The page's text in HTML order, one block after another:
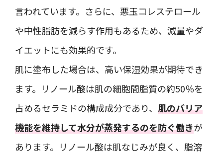
言われています。さらに、悪玉コレステロール
や中性脂肪を減らす作用もあるため、減量やダ
イエットにも効果的です。
肌に塗布した場合は、高い保湿効果が期待でき
ます。リノール酸は肌の細胞間脂質の約50％を
占めるセラミドの構成成分であり、 肌のバリア
機能を維持して水分が蒸発するのを防ぐ働きが
あります。リノール酸は肌なじみが良く、脂溶